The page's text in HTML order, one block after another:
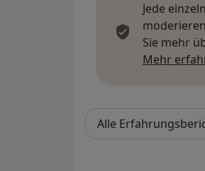
Jede
Sie mehr
Mehr